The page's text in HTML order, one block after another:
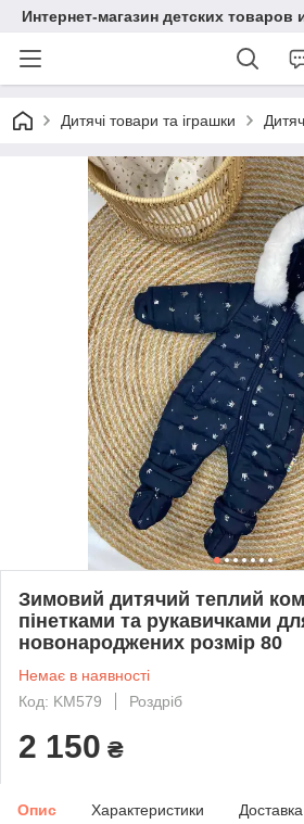
Интернет-магазин детских
Дитячі товари та іграшки
Зимовий дитячий теплий
пінетками та рукавичками
новонароджених розмір 80
Немає в наявності
Код: KM579
Роздріб
2 150 ₴
Опис Характеристики Доставка